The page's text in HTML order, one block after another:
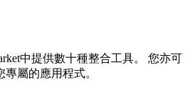
中提供數十種整合工具。 您亦可
屬的應用程式。